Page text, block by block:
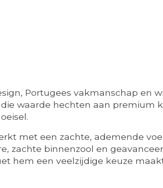
Portugees vakmanschap
waarde hechten aan premium
met een zachte, ademende
zachte binnenzool en
hem een ​​veelzijdige keuze